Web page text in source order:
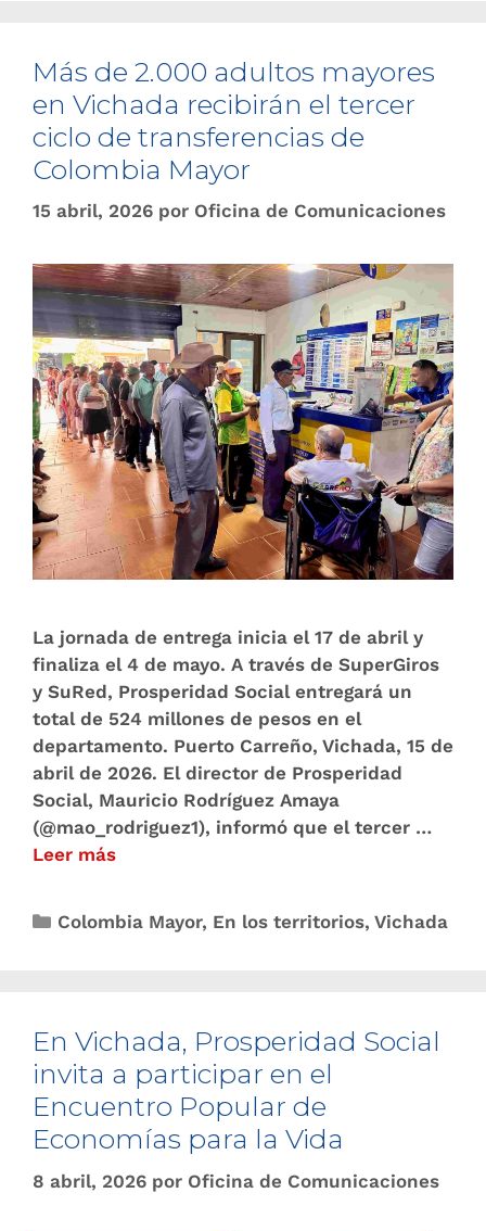
Más de 2.000 adultos mayores
en Vichada recibirán el tercer
ciclo de transferencias de
Colombia Mayor
15 abril, 2026 por Oficina de Comunicaciones
La jornada de entrega inicia el 17 de abril y
finaliza el 4 de mayo. A través de SuperGiros
y SuRed, Prosperidad Social entregará un
total de 524 millones de pesos en el
departamento. Puerto Carreño, Vichada, 15 de
abril de 2026. El director de Prosperidad
Social, Mauricio Rodríguez Amaya
(@mao_rodriguez1), informó que el tercer …
Leer más
Colombia Mayor, En los territorios,Vichada
En Vichada, Prosperidad Social
invita a participar en el
Encuentro Popular de
Economías para la Vida
8 abril, 2026 por Oficina de Comunicaciones